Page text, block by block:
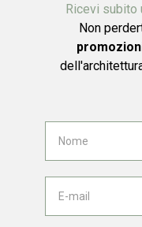
Ricevi subito
Non